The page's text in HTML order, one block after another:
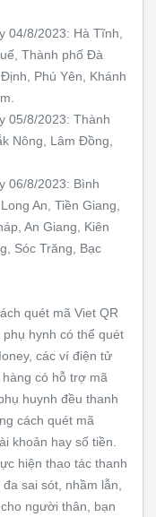
04/8/2023: Hà Tĩnh,
Thành phố Đà
Phú Yên, Khánh
05/8/2023: Thành
Nông, Lâm Đồng,
06/8/2023: Bình
An, Tiền Giang,
An Giang, Kiên
Sóc Trăng, Bạc
quét mã Viet QR
hynh có thể quét
các ví điện tử
có hỗ trợ mã
huynh đều thanh
cách quét mã
khoản hay số tiền.
hiện thao tác thanh
sai sót, nhầm lẫn,
người thân, bạn